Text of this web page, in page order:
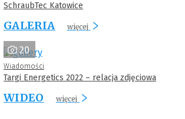
SchraubTec Katowice
GALERIA więcej
20
Wiadomości
Targi Energetics 2022 – relacja zdjęciowa
WIDEO więcej